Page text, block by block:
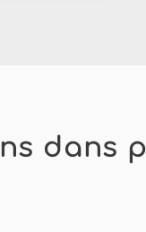
dans